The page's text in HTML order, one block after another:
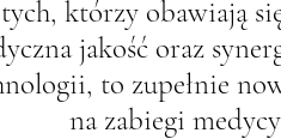
którzy obawiają
jakość oraz
to zupełnie
na zabiegi